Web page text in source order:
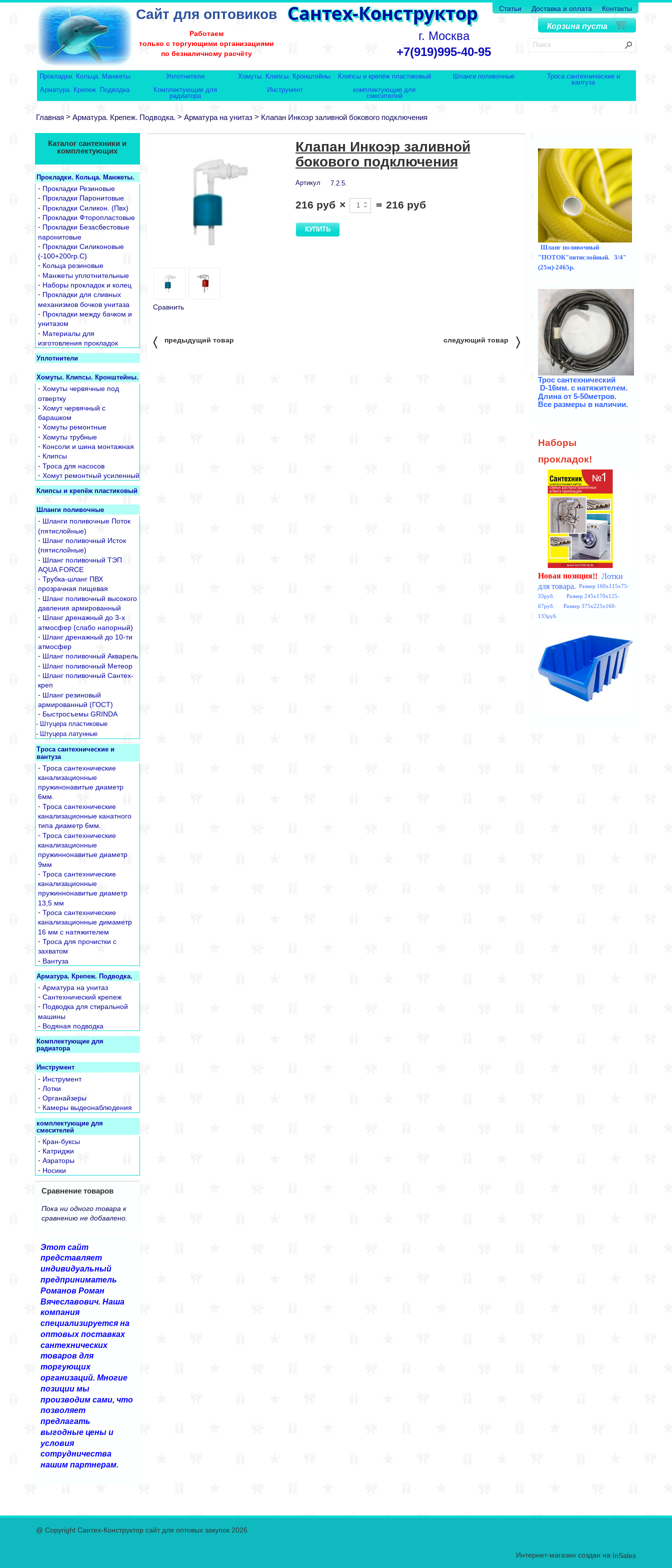
Статьи Доставка и оплата Контакты
Сайт для оптовиков
Работаем
только с торгующими организациями
по безналичному расчёту
г. Москва
+7(919)995-40-95
Корзина пуста
Прокладки. Кольца. Манжеты. Уплотнители Хомуты. Клипсы. Кронштейны. Клипсы и крепёж пластиковый Шланги поливочные
Троса сантехнические и
вантуза
Арматура. Крепеж. Подводка.
Комплектующие для
радиатора
Инструмент
комплектующие для
смесителей
Главная > Арматура. Крепеж. Подводка. > Арматура на унитаз > Клапан Инкоэр заливной бокового подключения
Сравнить
Клапан Инкоэр заливной
бокового подключения
Артикул 7.2.5.
216 руб × = 216 руб
〈 предыдущий товар следующий товар 〉
Каталог сантехники и
комплектующих
Прокладки. Кольца. Манжеты.
- Прокладки Резиновые
- Прокладки Паронитовые
- Прокладки Силикон. (Пвх)
- Прокладки Фторопластовые
- Прокладки Безасбестовые
паронитовые
- Прокладки Силиконовые
(-100+200гр.С)
- Кольца резиновые
- Манжеты уплотнительные
- Наборы прокладок и колец
- Прокладки для сливных
механизмов бочков унитаза
- Прокладки между бачком и
унитазом
- Материалы для
изготовления прокладок
Уплотнители
Хомуты. Клипсы. Кронштейны.
- Хомуты червячные под
отвертку
- Хомут червячный с
барашком
- Хомуты ремонтные
- Хомуты трубные
- Консоли и шина монтажная
- Клипсы
- Троса для насосов
- Хомут ремонтный усиленный
Клипсы и крепёж пластиковый
Шланги поливочные
- Шланги поливочные Поток
(пятислойные)
- Шланг поливочный Исток
(пятислойные)
- Шланг поливочный ТЭП
AQUA FORCE
- Трубка-шланг ПВХ
прозрачная пищевая
- Шланг поливочный высокого
давления армированный
- Шланг дренажный до 3-х
атмосфер (слабо напорный)
- Шланг дренажный до 10-ти
атмосфер
- Шланг поливочный Акварель
- Шланг поливочный Метеор
- Шланг поливочный Сантех-
креп
- Шланг резиновый
армированный (ГОСТ)
- Быстросъемы GRINDA
- Штуцера пластиковые
- Штуцера латунные
Троса сантехнические и
вантуза
- Троса сантехнические
канализационные
пружинонавитые диаметр
6мм.
- Троса сантехнические
канализационные канатного
типа диаметр 6мм.
- Троса сантехнические
канализационные
пружиннонавитые диаметр
9мм
- Троса сантехнические
канализационные
пружиннонавитые диаметр
13,5 мм
- Троса сантехнические
канализационные димаметр
16 мм с натяжителем
- Троса для прочистки с
захватом
- Вантуза
Арматура. Крепеж. Подводка.
- Арматура на унитаз
- Сантехнический крепеж
- Подводка для стиральной
машины
- Водяная подводка
Комплектующие для
радиатора
Инструмент
- Инструмент
- Лотки
- Органайзеры
- Камеры выдеонаблюдения
комплектующие для
смесителей
- Кран-буксы
- Катриджи
- Аэраторы
- Носики
Сравнение товаров
Пока ни одного товара к
сравнению не добавлено.
Этот сайт
представляет
индивидуальный
предприниматель
Романов Роман
Вячеславович. Наша
компания
специализируется на
оптовых поставках
сантехнических
товаров для
торгующих
организаций. Многие
позиции мы
производим сами, что
позволяет
предлагать
выгодные цены и
условия
сотрудничества
нашим партнерам.
Шланг поливочный
"ПОТОК"пятислойный. 3/4"
(25м)-2465р.
Троссантехнический
D-16мм. с натяжителем.
Длина от 5-50метров.
Все размеры в наличии.
Наборы
прокладок!
Новая позиция!! Лотки
для товара.
Размер 160x115x75-
33руб. Размер 245x170x125-
67руб. Размер 375x225x160-
133руб.
@ Copyright Сантех-Конструктор сайт для оптовых закупок 2026
Интернет-магазин создан на InSales